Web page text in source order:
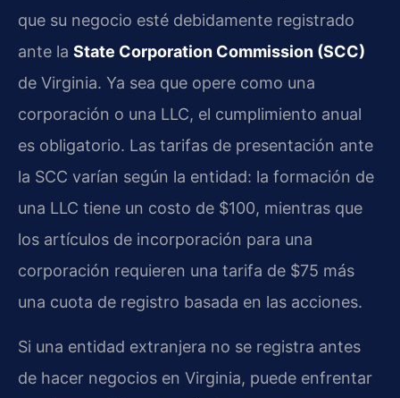
que su negocio esté debidamente registrado
ante la State Corporation Commission (SCC)
de Virginia. Ya sea que opere como una
corporación o una LLC, el cumplimiento anual
es obligatorio. Las tarifas de presentación ante
la SCC varían según la entidad: la formación de
una LLC tiene un costo de $100, mientras que
los artículos de incorporación para una
corporación requieren una tarifa de $75 más
una cuota de registro basada en las acciones.
Si una entidad extranjera no se registra antes
de hacer negocios en Virginia, puede enfrentar